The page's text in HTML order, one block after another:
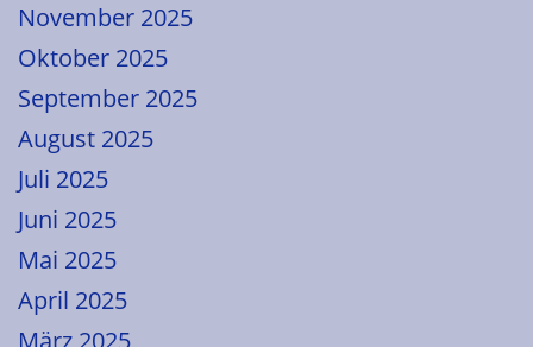
November 2025
Oktober 2025
September 2025
August 2025
Juli 2025
Juni 2025
Mai 2025
April 2025
März 2025